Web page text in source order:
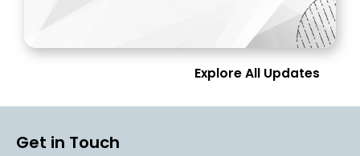
Explore All Updates
Get in Touch